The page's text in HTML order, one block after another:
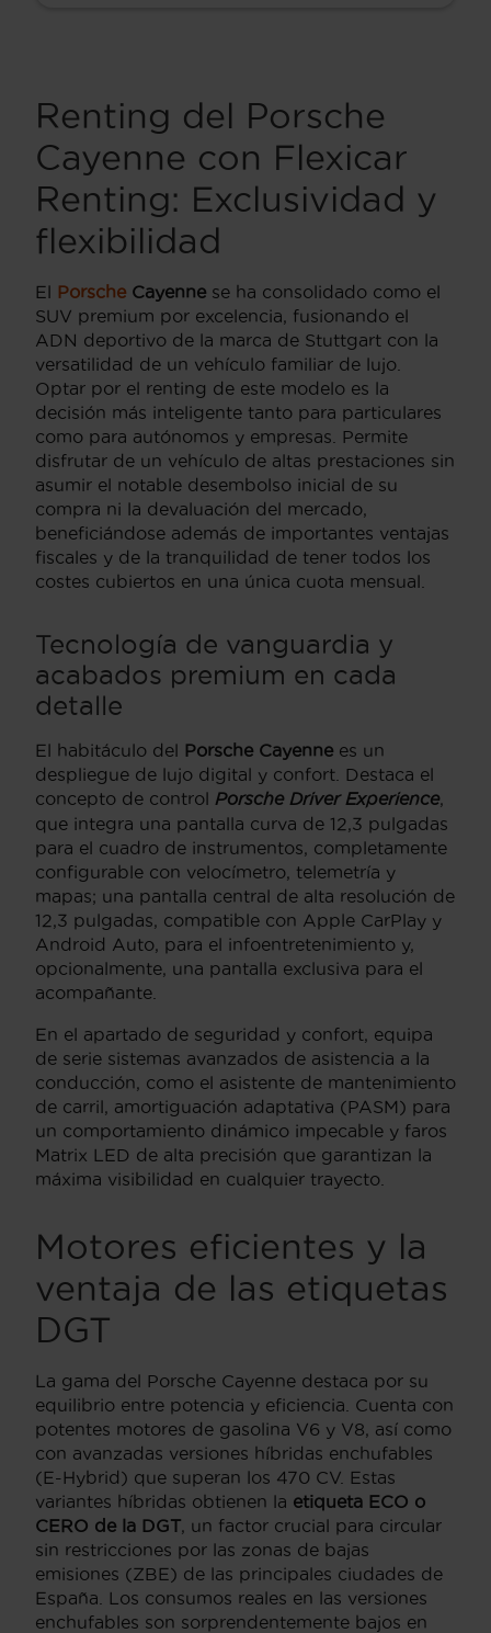
Renting del Porsche
Cayenne con Flexicar
Renting: Exclusividad y
flexibilidad
El Porsche Cayenne se ha consolidado como el
SUV premium por excelencia, fusionando el
ADN deportivo de la marca de Stuttgart con la
versatilidad de un vehículo familiar de lujo.
Optar por el renting de este modelo es la
decisión más inteligente tanto para particulares
como para autónomos y empresas. Permite
disfrutar de un vehículo de altas prestaciones sin
asumir el notable desembolso inicial de su
compra ni la devaluación del mercado,
beneficiándose además de importantes ventajas
fiscales y de la tranquilidad de tener todos los
costes cubiertos en una única cuota mensual.
Tecnología de vanguardia y
acabados premium en cada
detalle
El habitáculo del Porsche Cayenne es un
despliegue de lujo digital y confort. Destaca el
concepto de control Porsche Driver Experience,
que integra una pantalla curva de 12,3 pulgadas
para el cuadro de instrumentos, completamente
configurable con velocímetro, telemetría y
mapas; una pantalla central de alta resolución de
12,3 pulgadas, compatible con Apple CarPlay y
Android Auto, para el infoentretenimiento y,
opcionalmente, una pantalla exclusiva para el
acompañante.
En el apartado de seguridad y confort, equipa
de serie sistemas avanzados de asistencia a la
conducción, como el asistente de mantenimiento
de carril, amortiguación adaptativa (PASM) para
un comportamiento dinámico impecable y faros
Matrix LED de alta precisión que garantizan la
máxima visibilidad en cualquier trayecto.
Motores eficientes y la
ventaja de las etiquetas
DGT
La gama del Porsche Cayenne destaca por su
equilibrio entre potencia y eficiencia. Cuenta con
potentes motores de gasolina V6 y V8, así como
con avanzadas versiones híbridas enchufables
(E-Hybrid) que superan los 470 CV. Estas
variantes híbridas obtienen la etiqueta ECO o
CERO de la DGT, un factor crucial para circular
sin restricciones por las zonas de bajas
emisiones (ZBE) de las principales ciudades de
España. Los consumos reales en las versiones
enchufables son sorprendentemente bajos en